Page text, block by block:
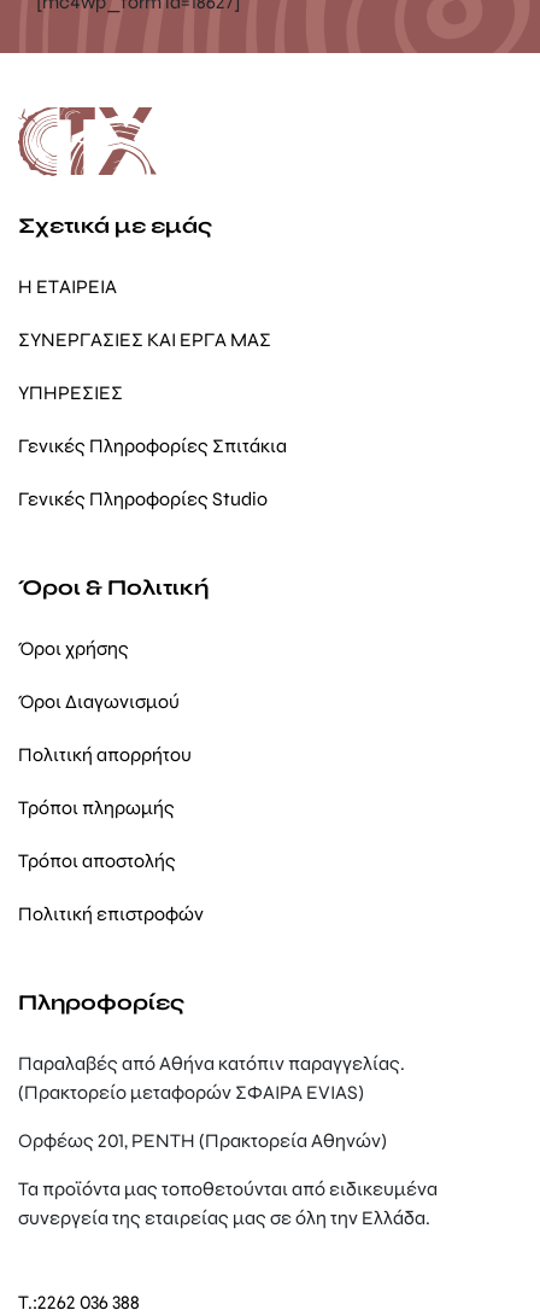
Σχετικά με εμάς
Η ΕΤΑΙΡΕΙΑ
ΣΥΝΕΡΓΑΣΙΕΣ ΚΑΙ ΕΡΓΑ ΜΑΣ
ΥΠΗΡΕΣΙΕΣ
Γενικές Πληροφορίες Σπιτάκια
Γενικές Πληροφορίες Studio
Όροι & Πολιτική
Όροι χρήσης
Όροι Διαγωνισμού
Πολιτική απορρήτου
Τρόποι πληρωμής
Τρόποι αποστολής
Πολιτική επιστροφών
Πληροφορίες
Παραλαβές από Αθήνα κατόπιν παραγγελίας.
(Πρακτορείο μεταφορών ΣΦΑΙΡΑ EVIAS)
Ορφέως 201, ΡΕΝΤΗ (Πρακτορεία Αθηνών)
Τα προϊόντα μας τοποθετούνται από ειδικευμένα
συνεργεία της εταιρείας μας σε όλη την Ελλάδα.
T.:2262 036 388